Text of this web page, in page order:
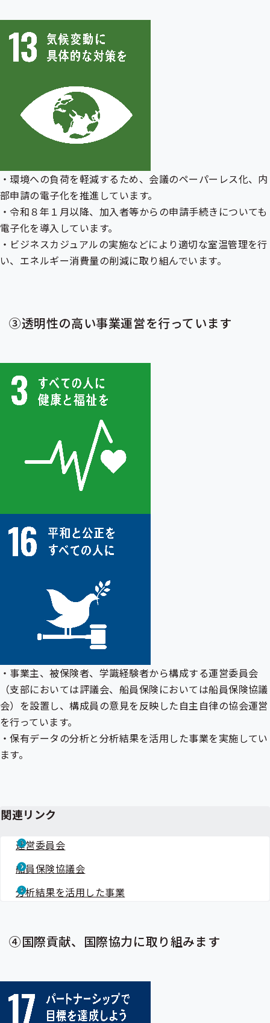
・環境への負荷を軽減するため、会議のペーパーレス化、内
部申請の電子化を推進しています。
・令和８年１月以降、加入者等からの申請手続きについても
電子化を導入しています。
・ビジネスカジュアルの実施などにより適切な室温管理を行
い、エネルギー消費量の削減に取り組んでいます。
③透明性の高い事業運営を行っています
・事業主、被保険者、学識経験者から構成する運営委員会
（支部においては評議会、船員保険においては船員保険協議
会）を設置し、構成員の意見を反映した自主自律の協会運営
を行っています。
・保有データの分析と分析結果を活用した事業を実施してい
ます。
関連リンク
運営委員会
船員保険協議会
分析結果を活用した事業
④国際貢献、国際協力に取り組みます